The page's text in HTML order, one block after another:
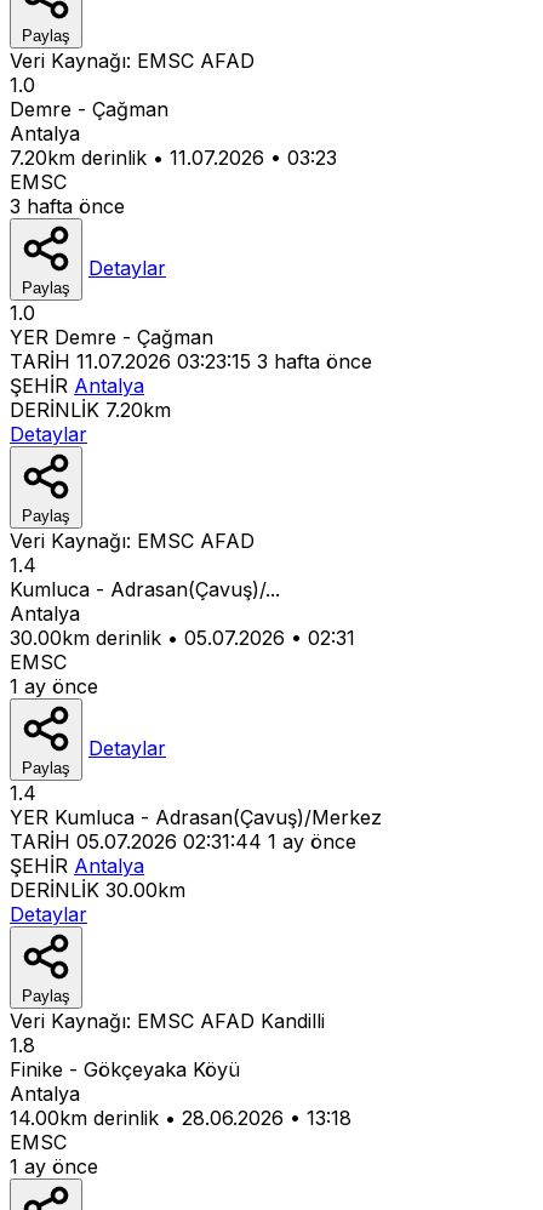
Paylaş
Veri Kaynağı: EMSC AFAD
1.0
Demre - Çağman
Antalya
7.20km derinlik • 11.07.2026 • 03:23
EMSC
3 hafta önce
Paylaş
Detaylar
1.0
YER Demre - Çağman
TARİH 11.07.2026 03:23:15 3 hafta önce
ŞEHİR Antalya
DERİNLİK 7.20km
Detaylar
Paylaş
Veri Kaynağı: EMSC AFAD
1.4
Kumluca - Adrasan(Çavuş)/...
Antalya
30.00km derinlik • 05.07.2026 • 02:31
EMSC
1 ay önce
Paylaş
Detaylar
1.4
YER Kumluca - Adrasan(Çavuş)/Merkez
TARİH 05.07.2026 02:31:44 1 ay önce
ŞEHİR Antalya
DERİNLİK 30.00km
Detaylar
Paylaş
Veri Kaynağı: EMSC AFAD Kandilli
1.8
Finike - Gökçeyaka Köyü
Antalya
14.00km derinlik • 28.06.2026 • 13:18
EMSC
1 ay önce